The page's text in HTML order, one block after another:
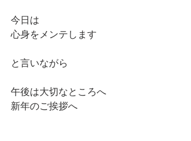
今日は
心身をメンテします
と言いながら
午後は大切なところへ
新年のご挨拶へ